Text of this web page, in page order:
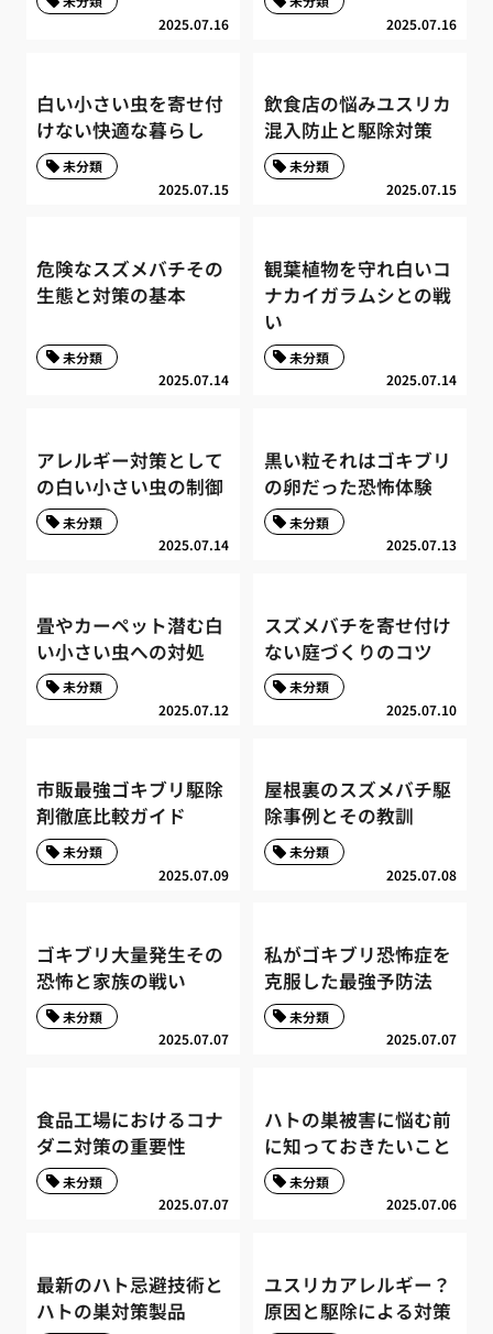
2025.07.16 2025.07.16
白い小さい虫を寄せ付
けない快適な暮らし
2025.07.15
未分類
飲食店の悩みユスリカ
混入防止と駆除対策
2025.07.15
未分類
危険なスズメバチその
生態と対策の基本
2025.07.14
未分類
観葉植物を守れ白いコ
ナカイガラムシとの戦
い
2025.07.14
未分類
アレルギー対策として
の白い小さい虫の制御
2025.07.14
未分類
黒い粒それはゴキブリ
の卵だった恐怖体験
2025.07.13
未分類
畳やカーペット潜む白
い小さい虫への対処
2025.07.12
未分類
スズメバチを寄せ付け
ない庭づくりのコツ
2025.07.10
未分類
市販最強ゴキブリ駆除
剤徹底比較ガイド
2025.07.09
未分類
屋根裏のスズメバチ駆
除事例とその教訓
2025.07.08
未分類
ゴキブリ大量発生その
恐怖と家族の戦い
2025.07.07
未分類
私がゴキブリ恐怖症を
克服した最強予防法
2025.07.07
未分類
食品工場におけるコナ
ダニ対策の重要性
2025.07.07
未分類
ハトの巣被害に悩む前
に知っておきたいこと
2025.07.06
未分類
最新のハト忌避技術と
ハトの巣対策製品
ユスリカアレルギー？
原因と駆除による対策